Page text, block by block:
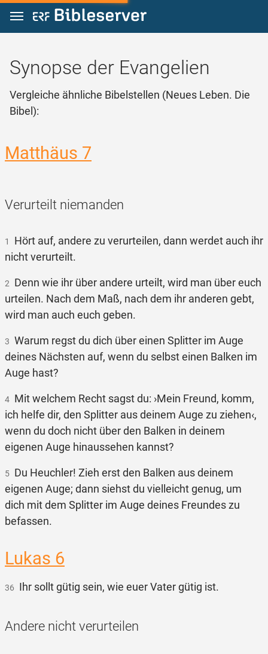
Zum Inhalt springen
Synopse der Evangelien
Vergleiche ähnliche Bibelstellen (Neues Leben. Die
Bibel):
Matthäus 7
Verurteilt niemanden
1
Hört auf, andere zu verurteilen, dann werdet auch ihr
nicht verurteilt.
2 Denn wie ihr über andere urteilt, wird man über euch
urteilen. Nach dem Maß, nach dem ihr anderen gebt,
wird man auch euch geben.
3 Warum regst du dich über einen Splitter im Auge
deines Nächsten auf, wenn du selbst einen Balken im
Auge hast?
4 Mit welchem Recht sagst du: ›Mein Freund, komm,
ich helfe dir, den Splitter aus deinem Auge zu ziehen‹,
wenn du doch nicht über den Balken in deinem
eigenen Auge hinaussehen kannst?
5 Du Heuchler! Zieh erst den Balken aus deinem
eigenen Auge; dann siehst du vielleicht genug, um
dich mit dem Splitter im Auge deines Freundes zu
befassen.
Lukas 6
36 Ihr sollt gütig sein, wie euer Vater gütig ist.
Andere nicht verurteilen